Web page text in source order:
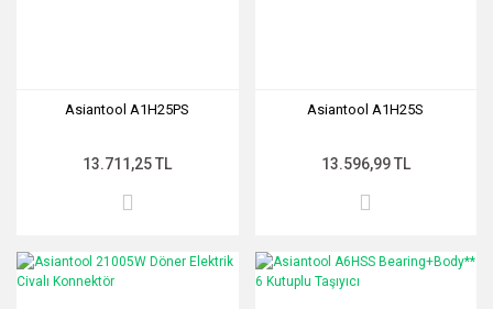
Asiantool A1H25PS
13.711,25 TL
Asiantool A1H25S
13.596,99 TL